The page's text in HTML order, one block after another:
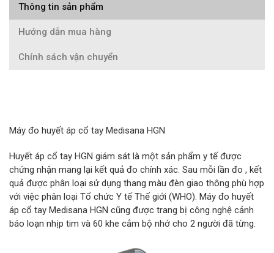
Thông tin sản phẩm
Hướng dẫn mua hàng
Chính sách vận chuyển
Máy đo huyết áp cổ tay Medisana HGN
Huyết áp cổ tay HGN giám sát là một sản phẩm y tế được
chứng nhận mang lại kết quả đo chính xác. Sau mỗi lần đo , kết
quả được phân loại sử dụng thang màu đèn giao thông phù hợp
với việc phân loại Tổ chức Y tế Thế giới (WHO). Máy đo huyết
áp cổ tay Medisana HGN cũng được trang bị công nghệ cảnh
báo loạn nhịp tim và 60 khe cắm bộ nhớ cho 2 người đã từng.